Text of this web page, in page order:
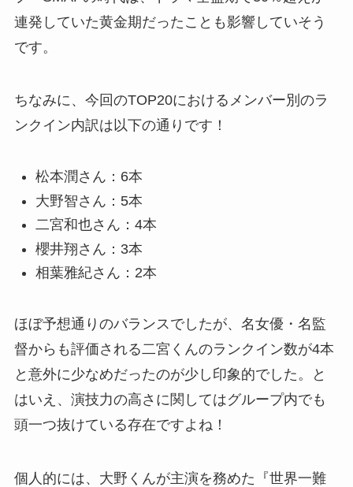
連発していた黄金期だったことも影響していそう
です。
ちなみに、今回のTOP20におけるメンバー別のラ
ンクイン内訳は以下の通りです！
松本潤さん：6本
大野智さん：5本
二宮和也さん：4本
櫻井翔さん：3本
相葉雅紀さん：2本
ほぼ予想通りのバランスでしたが、名女優・名監
督からも評価される二宮くんのランクイン数が4本
と意外に少なめだったのが少し印象的でした。と
はいえ、演技力の高さに関してはグループ内でも
頭一つ抜けている存在ですよね！
個人的には、大野くんが主演を務めた『世界一難